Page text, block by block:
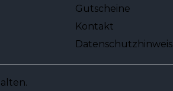
Gutscheine
Kontakt
Datenschutzhinweis